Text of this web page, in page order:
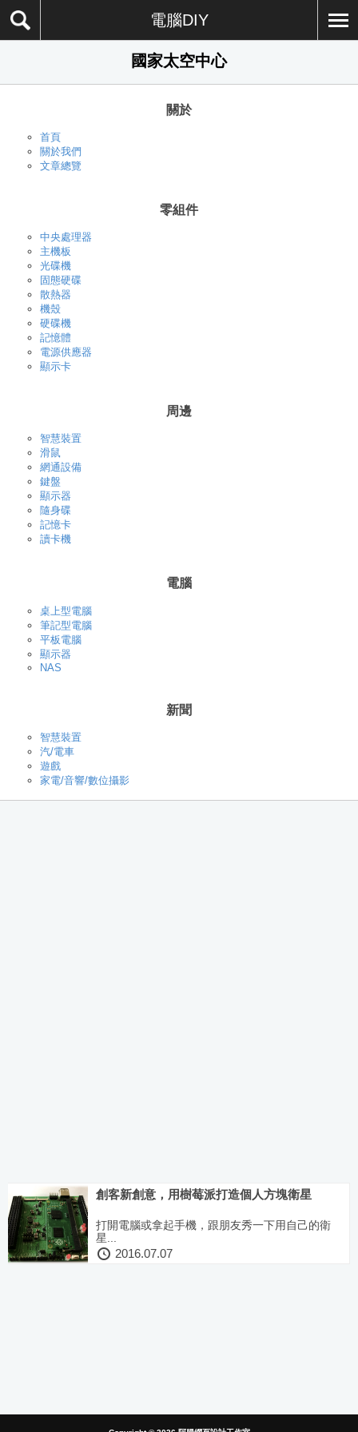
電腦DIY
國家太空中心
關於
首頁
關於我們
文章總覽
零組件
中央處理器
主機板
光碟機
固態硬碟
散熱器
機殼
硬碟機
記憶體
電源供應器
顯示卡
周邊
智慧裝置
滑鼠
網通設備
鍵盤
顯示器
隨身碟
記憶卡
讀卡機
電腦
桌上型電腦
筆記型電腦
平板電腦
顯示器
NAS
新聞
智慧裝置
汽/電車
遊戲
家電/音響/數位攝影
創客新創意，用樹莓派打造個人方塊衛星
打開電腦或拿起手機，跟朋友秀一下用自己的衛
星...
2016.07.07